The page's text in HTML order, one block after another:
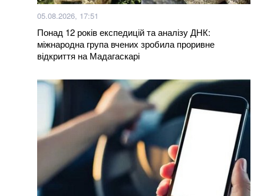
В Бахмуті поранено трьох бійців закарпатського
батальйону “Сонечко”, один у важкому стані (відео)
Мукачівці обурені спотворенням архітектурного
шарму міста депутатами-бізнесменами (відео)
100% фальсифікат: у Тернополі продають масло з
заводу, який давно перетворився на руїни
Нагороджені посмертно: у Хмельницькому нагороди
загиблих Героїв отримали їх родини
05.08.2026, 17:51
Понад 12 років експедицій та аналізу ДНК:
міжнародна група вчених зробила проривне
відкриття на Мадагаскарі